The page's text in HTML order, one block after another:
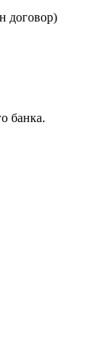
договор)
банка.